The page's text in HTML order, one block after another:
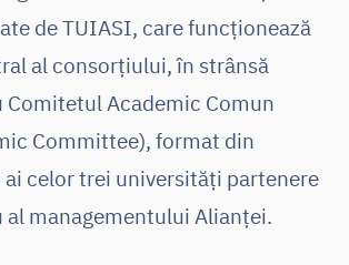
de TUIASI, care funcționează
al consorțiului, în strânsă
Comitetul Academic Comun
Committee), format din
celor trei universități partenere
al managementului Alianței.